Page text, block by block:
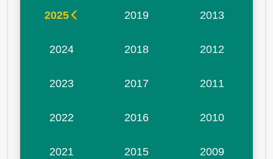
2025
2024
2023
2022
2021
2019
2018
2017
2016
2015
2013
2012
2011
2010
2009